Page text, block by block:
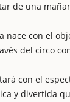
de una
nace con el
del circo
con el
y divertida